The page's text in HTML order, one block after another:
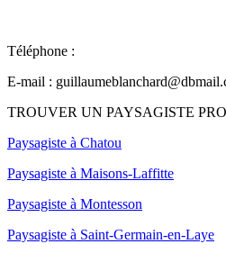
Téléphone :
E-mail :
TROUVER UN PAYSAGISTE
Paysagiste à Chatou
Paysagiste à Maisons-Laffitte
Paysagiste à Montesson
Paysagiste à Saint-Germain-en-Laye